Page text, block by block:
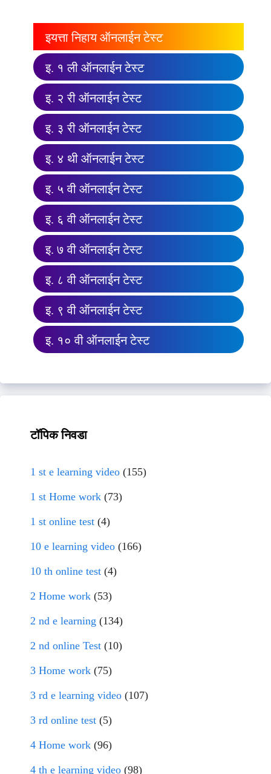
इयत्ता निहाय ऑनलाईन टेस्ट
इ. १ ली ऑनलाईन टेस्ट
इ. २ री ऑनलाईन टेस्ट
इ. ३ री ऑनलाईन टेस्ट
इ. ४ थी ऑनलाईन टेस्ट
इ. ५ वी ऑनलाईन टेस्ट
इ. ६ वी ऑनलाईन टेस्ट
इ. ७ वी ऑनलाईन टेस्ट
इ. ८ वी ऑनलाईन टेस्ट
इ. ९ वी ऑनलाईन टेस्ट
इ. १० वी ऑनलाईन टेस्ट
टॉपिक निवडा
1 st e learning video (155)
1 st Home work (73)
1 st online test (4)
10 e learning video (166)
10 th online test (4)
2 Home work (53)
2 nd e learning (134)
2 nd online Test (10)
3 Home work (75)
3 rd e learning video (107)
3 rd online test (5)
4 Home work (96)
4 th e learning video (98)